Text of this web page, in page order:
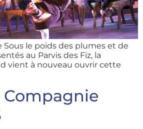
Sous le poids des plumes et de
au Parvis des Fiz, la
vient à nouveau ouvrir cette
Compagnie